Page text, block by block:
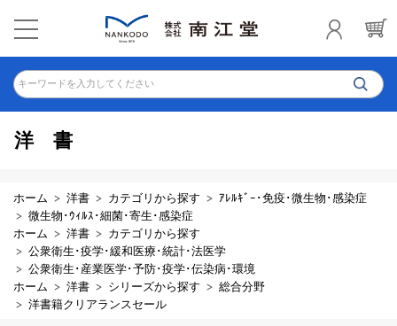
キーワードを入力してください
洋書
ホーム 洋書 カテゴリから探す
ｱﾚﾙｷﾞｰ･免疫･微生物･感染症
微生物･ｳｨﾙｽ･細菌･寄生･感染症
ホーム
洋書
カテゴリから探す
公衆衛生･疫学･緩和医療･統計･法医学
公衆衛生･産業医学･予防･疫学･伝染病･環境
ホーム
洋書 シリーズから探す
総合分野
洋書籍クリアランスセール